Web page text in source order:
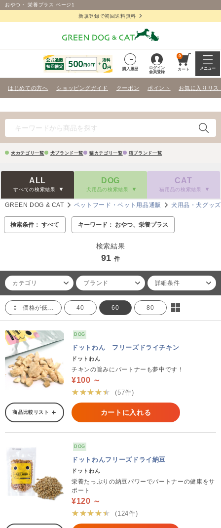
おやつ・ 栄養プラス ページ1
新規登録で初回送料無料
購入履歴
ログイン
会員登録
0
カート メニュー
はじめての方へ ショッピングガイド クーポン ポイント お気に入りリス
犬カテゴリ一覧 犬ブランド一覧 猫カテゴリ一覧 猫ブランド一覧
ALL
すべての検索結果
DOG
犬用品の検索結果
CAT
猫用品の検索結果
GREEN DOG & CAT ペットフード・ペット用品通販 犬用品・犬グッズ
検索条件： すべて キーワード： おやつ、栄養プラス
検索結果
91 件
カテゴリ ブランド 詳細条件
価格が低い順 40 60 80
DOG
ドットわん フリーズドライチキン
ドットわん
チキンの旨みにパートナーも夢中です！
¥100 ～
★★★★★
(57件)
商品比較リスト カートに入れる
DOG
ドットわんフリーズドライ納豆
ドットわん
栄養たっぷりの納豆パワーでパートナーの健康をサ
ポート
¥120 ～
★★★★★
(124件)